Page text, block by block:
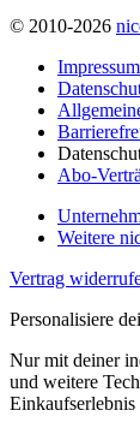
© 2010-2026
Abo-
Weitere
Vertrag
Personalisiere
Nur mit deiner
und weitere
Einkaufserlebnis